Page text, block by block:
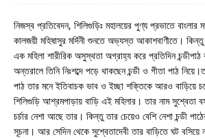
নিজস্ব প্রতিবেদন, শিলিগুড়িঃ মহালয়ের পুণ্য প্রভাতে বাংলার
কালজয়ী মহিষাসুর মর্দিনী শুনতে অভ্যস্ত আকাশবাণীতে।
এক মহিলা শারীরিক অসুস্থতা অগ্রাহ্য করে প্রতিদিন
অন্তরালে তিনি নিঃশব্দে পড়ে থাকছেন চন্ডী ও গীতা পাঠ
পাঠ তার মনে ইতিবাচক ভাব ও ইচ্ছা শক্তিকে আরও বাড়িয়ে
শিলিগুড়ি আশ্রমপাড়ায় বাড়ি এই মহিলার। তার নাম সুশ্বেতা
চর্চার নেশা আছে তার। কিন্তু তার চেয়েও বেশি নেশা চন্ডী
সূচনা। আর সেদিন থেকে সুশ্বেতাদেবী তার বাড়িতে ঘট বসিয়ে